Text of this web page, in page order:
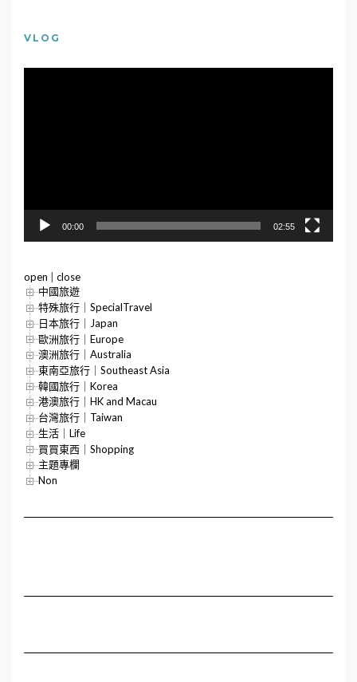
VLOG
00:00 02:55
open
close
中國旅遊
特殊旅行｜SpecialTravel
日本旅行｜Japan
歐洲旅行｜Europe
澳洲旅行｜Australia
東南亞旅行｜Southeast Asia
韓國旅行｜Korea
港澳旅行｜HK and Macau
台灣旅行｜Taiwan
生活｜Life
買買東西｜Shopping
主題專欄
Non